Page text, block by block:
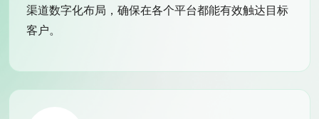
渠道数字化布局，确保在各个平台都能有效触达目标
客户。